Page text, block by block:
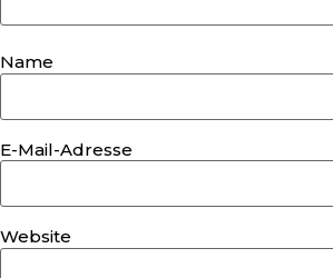
Name
E-Mail-Adresse
Website